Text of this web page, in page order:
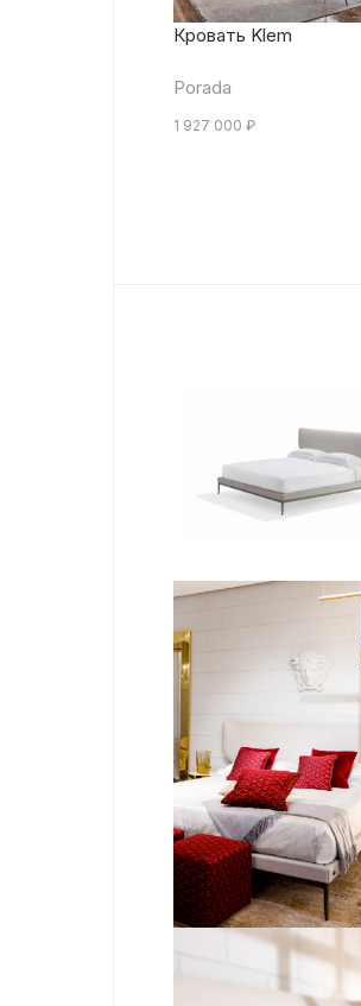
Кровать Klem
Porada
1 927 000 ₽